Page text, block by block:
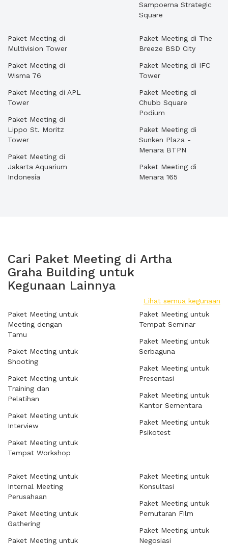
Sampoerna Strategic
Square
Paket Meeting di
Multivision Tower
Paket Meeting di
Wisma 76
Paket Meeting di APL
Tower
Paket Meeting di
Lippo St. Moritz
Tower
Paket Meeting di
Jakarta Aquarium
Indonesia
Paket Meeting di The
Breeze BSD City
Paket Meeting di IFC
Tower
Paket Meeting di
Chubb Square
Podium
Paket Meeting di
Sunken Plaza -
Menara BTPN
Paket Meeting di
Menara 165
Cari Paket Meeting di Artha
Graha Building untuk
Kegunaan Lainnya
Lihat semua kegunaan
Paket Meeting untuk
Meeting dengan
Tamu
Paket Meeting untuk
Shooting
Paket Meeting untuk
Training dan
Pelatihan
Paket Meeting untuk
Interview
Paket Meeting untuk
Tempat Workshop
Paket Meeting untuk
Tempat Seminar
Paket Meeting untuk
Serbaguna
Paket Meeting untuk
Presentasi
Paket Meeting untuk
Kantor Sementara
Paket Meeting untuk
Psikotest
Paket Meeting untuk
Internal Meeting
Perusahaan
Paket Meeting untuk
Gathering
Paket Meeting untuk
Paket Meeting untuk
Konsultasi
Paket Meeting untuk
Pemutaran Film
Paket Meeting untuk
Negosiasi